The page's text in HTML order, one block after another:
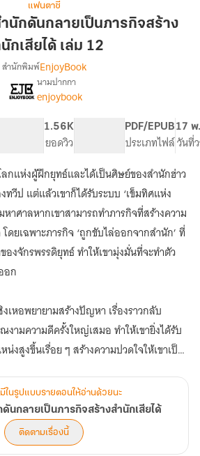
แฟนตาซี
นักดันกลายเป็นภารกิจสร้าง
กเสียได้ เล่ม 12
เรื่อง
ภารกิจ
โค่น
ล้ม
สำนัก
ดัน
กลาย
เป็น
ภารกิจ
สร้าง
สำนัก
เสีย
ได้
สำนักพิมพ์EnjoyBook
นามปากกา
enjoybook
1.56K
ยอดวิว
PDF/EPUB
ประเภทไฟล์
17
วันที่
กแห่งผู้ฝึกยุทธ์และได้เป็นศิษย์ของสำนักฮ่าว
วีป แต่แล้วเขาก็ได้รับระบบ ‘เข็มทิศแห่ง
หาศาลหากเขาสามารถทำภารกิจที่สร้างความ
ดยเฉพาะภารกิจ ‘ถูกขับไล่ออกจากสำนัก’ ที่
งจักรพรรดิยุทธ์ ทำให้เขามุ่งมั่นที่จะทำตัว
อก
เหอพยายามสร้างปัญหา เรื่องราวกลับ
งามความดีครั้งใหญ่เสมอ ทำให้เขายิ่งได้รับ
งสูงขึ้นเรื่อย ๆ สร้างความปวดใจให้เขาเป็น
ในรูปแบบรายตอนให้อ่านด้วยนะ
นกลายเป็นภารกิจสร้างสำนักเสียได้
ติดตามเรื่องนี้